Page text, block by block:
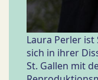
Laura Perler
sich in ihrer
St. Gallen mit